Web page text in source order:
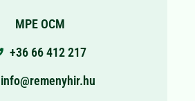
MPE OCM
+36 66 412 217
info@remenyhir.hu